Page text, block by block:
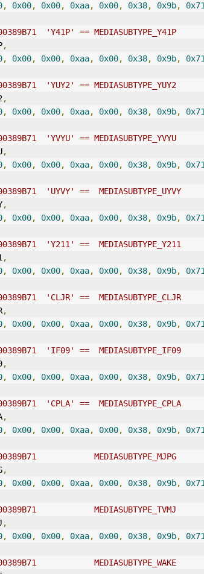
, 0x00, 0x00, 0xaa, 0x00, 0x38, 0x9b, 0x71
'Y41P' == MEDIASUBTYPE_Y41P
,
, 0x00, 0x00, 0xaa, 0x00, 0x38, 0x9b, 0x71
'YUY2' == MEDIASUBTYPE_YUY2
,
, 0x00, 0x00, 0xaa, 0x00, 0x38, 0x9b, 0x71
'YVYU' == MEDIASUBTYPE_YVYU
,
, 0x00, 0x00, 0xaa, 0x00, 0x38, 0x9b, 0x71
'UYVY' ==  MEDIASUBTYPE_UYVY
,
, 0x00, 0x00, 0xaa, 0x00, 0x38, 0x9b, 0x71
'Y211' ==  MEDIASUBTYPE_Y211
,
, 0x00, 0x00, 0xaa, 0x00, 0x38, 0x9b, 0x71
'CLJR' ==  MEDIASUBTYPE_CLJR
,
, 0x00, 0x00, 0xaa, 0x00, 0x38, 0x9b, 0x71
'IF09' ==  MEDIASUBTYPE_IF09
,
, 0x00, 0x00, 0xaa, 0x00, 0x38, 0x9b, 0x71
'CPLA' ==  MEDIASUBTYPE_CPLA
,
, 0x00, 0x00, 0xaa, 0x00, 0x38, 0x9b, 0x71
MEDIASUBTYPE_MJPG
,
, 0x00, 0x00, 0xaa, 0x00, 0x38, 0x9b, 0x71
MEDIASUBTYPE_TVMJ
,
, 0x00, 0x00, 0xaa, 0x00, 0x38, 0x9b, 0x71
MEDIASUBTYPE_WAKE